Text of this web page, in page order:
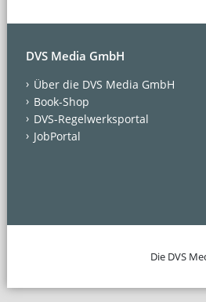
DVS Media GmbH
Über die DVS Media GmbH
Book-Shop
DVS-Regelwerksportal
JobPortal
Die DVS